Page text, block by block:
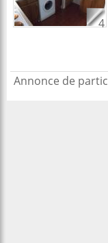
4
Annonce de